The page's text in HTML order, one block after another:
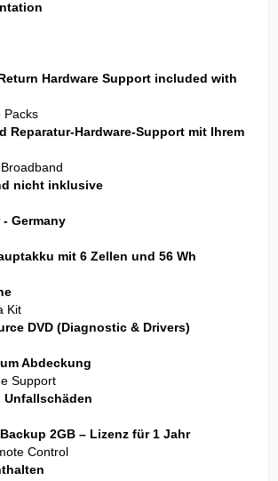
Hardware Support included with
Packs
Reparatur-Hardware-Support mit Ihrem
nicht inklusive
- Germany
mit 6 Zellen und 56 Wh
Kit
DVD (Diagnostic & Drivers)
Abdeckung
Support
Unfallschäden
2GB – Lizenz für 1 Jahr
Control